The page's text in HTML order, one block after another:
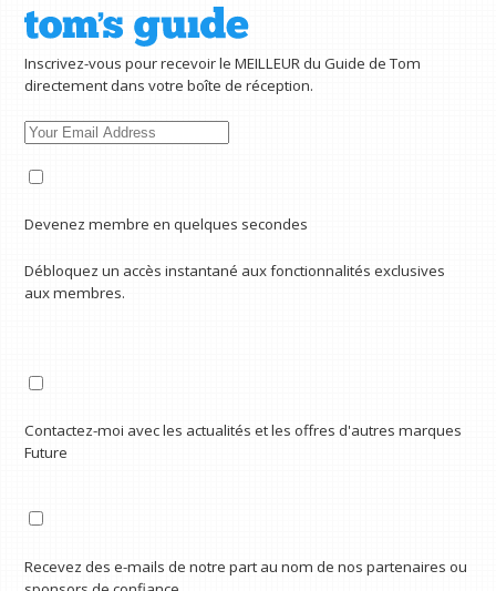
Inscrivez-vous pour recevoir le MEILLEUR du Guide de Tom
directement dans votre boîte de réception.
Devenez membre en quelques secondes
Débloquez un accès instantané aux fonctionnalités exclusives
aux membres.
Contactez-moi avec les actualités et les offres d'autres marques
Future
Recevez des e-mails de notre part au nom de nos partenaires ou